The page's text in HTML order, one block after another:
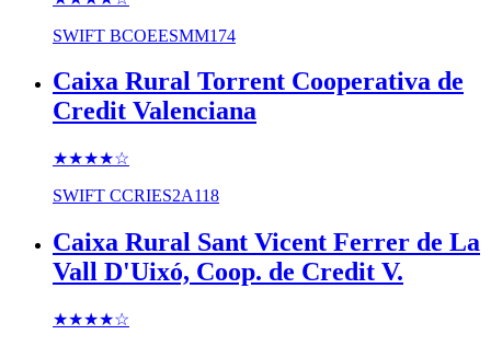
SWIFT BCOEESMM174
Caixa Rural Torrent Cooperativa de
Credit Valenciana
★★★★☆
SWIFT CCRIES2A118
Caixa Rural Sant Vicent Ferrer de La
Vall D'Uixó, Coop. de Credit V.
★★★★☆